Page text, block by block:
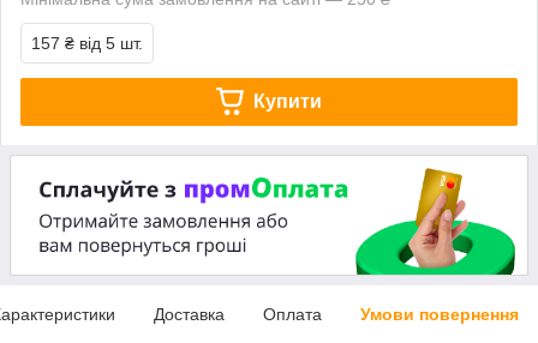
157 ₴ від 5 шт.
Купити
Доставка Оплата Умови повернення